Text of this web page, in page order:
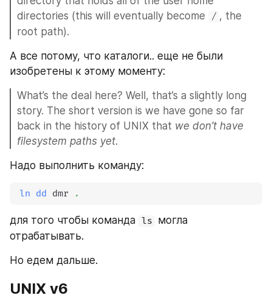
directories (this will eventually become
/ , the
root path).
А все потому, что каталоги.. еще не были
изобретены к этому моменту:
What’s the deal here? Well, that’s a slightly long
story. The short version is we have gone so far
back in the history of UNIX that we don’t have
filesystem paths yet.
Надо выполнить команду:
ln dd dmr .
для того чтобы команда ls могла
отрабатывать.
Но едем дальше.
UNIX v6